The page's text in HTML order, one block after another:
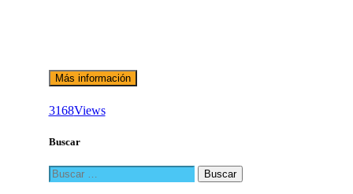
Más información
3168Views
Buscar
Buscar: